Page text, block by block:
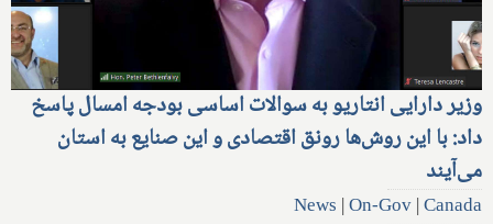
وزیر دارایی انتاریو به سوالات اساسی بودجه امسال پاسخ
داد: با این روش‌ها رونق اقتصادی و این صنایع به استان
می‌آیند
News |On-Gov|Canada